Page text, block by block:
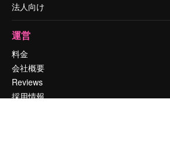
法人向け
運営
料金
会社概要
Reviews
採用情報